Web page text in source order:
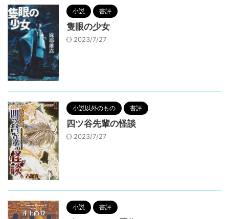
小説 書評
隻眼の少女
2023/7/27
小説以外のもの 書評
四ツ谷先輩の怪談
2023/7/27
小説 書評